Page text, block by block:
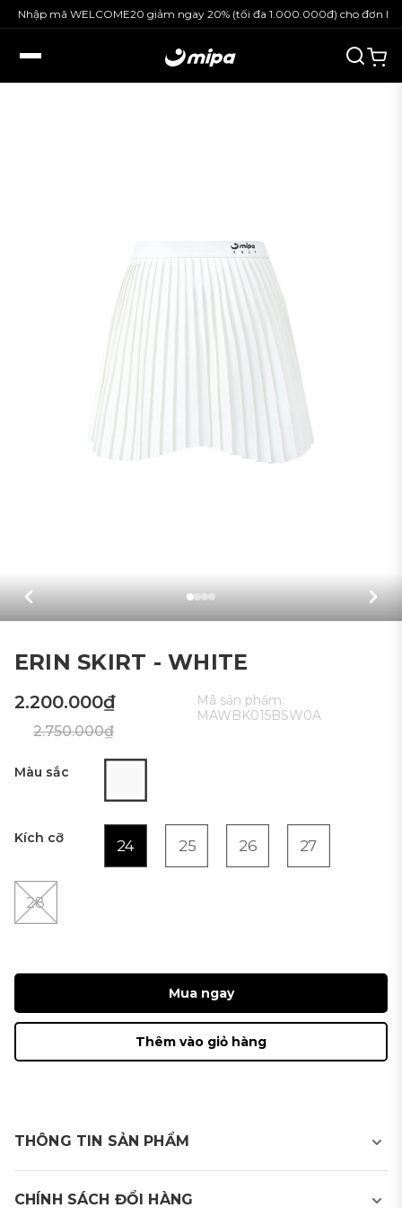
Nhập mã WELCOME20 giảm ngay 20% (tối đa 1.000.000đ) cho đơn
ERIN SKIRT - WHITE
2.200.000₫
2.750.000₫
Mã sản phẩm:
MAWBK015BSW0A
Màu sắc
Kích cỡ 24 25 26 27
28
Mua ngay
Thêm vào giỏ hàng
THÔNG TIN SẢN PHẨM
CHÍNH SÁCH ĐỔI HÀNG